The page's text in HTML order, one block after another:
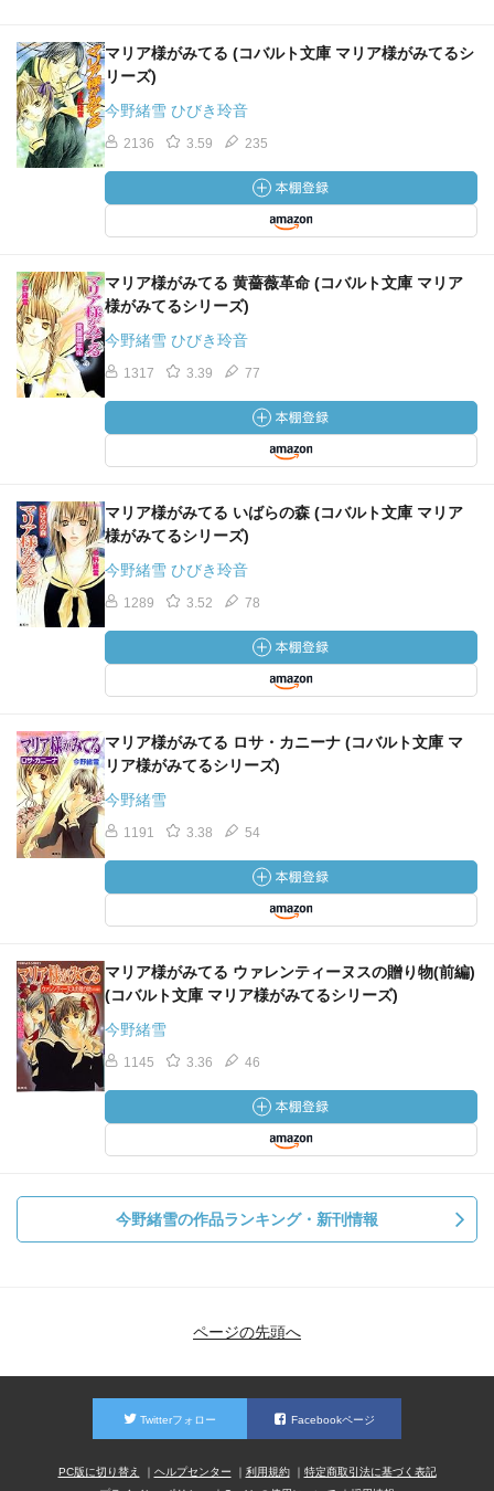
マリア様がみてる (コバルト文庫 マリア様がみてるシ
リーズ)
今野緒雪 ひびき玲音
2136 3.59 235
マリア様がみてる 黄薔薇革命 (コバルト文庫 マリア
様がみてるシリーズ)
今野緒雪 ひびき玲音
1317 3.39 77
マリア様がみてる いばらの森 (コバルト文庫 マリア
様がみてるシリーズ)
今野緒雪 ひびき玲音
1289 3.52 78
マリア様がみてる ロサ・カニーナ (コバルト文庫 マ
リア様がみてるシリーズ)
今野緒雪
1191 3.38 54
マリア様がみてる ウァレンティーヌスの贈り物(前編)
(コバルト文庫 マリア様がみてるシリーズ)
今野緒雪
1145 3.36 46
今野緒雪の作品ランキング・新刊情報
ページの先頭へ
Twitterフォロー Facebookページ
PC版に切り替え ヘルプセンター 利用規約
特定商取引法に基づく表記